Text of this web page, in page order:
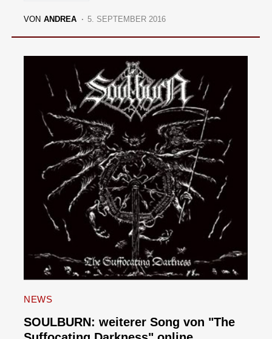
VON ANDREA 5. SEPTEMBER 2016
NEWS
SOULBURN: weiterer Song von "The